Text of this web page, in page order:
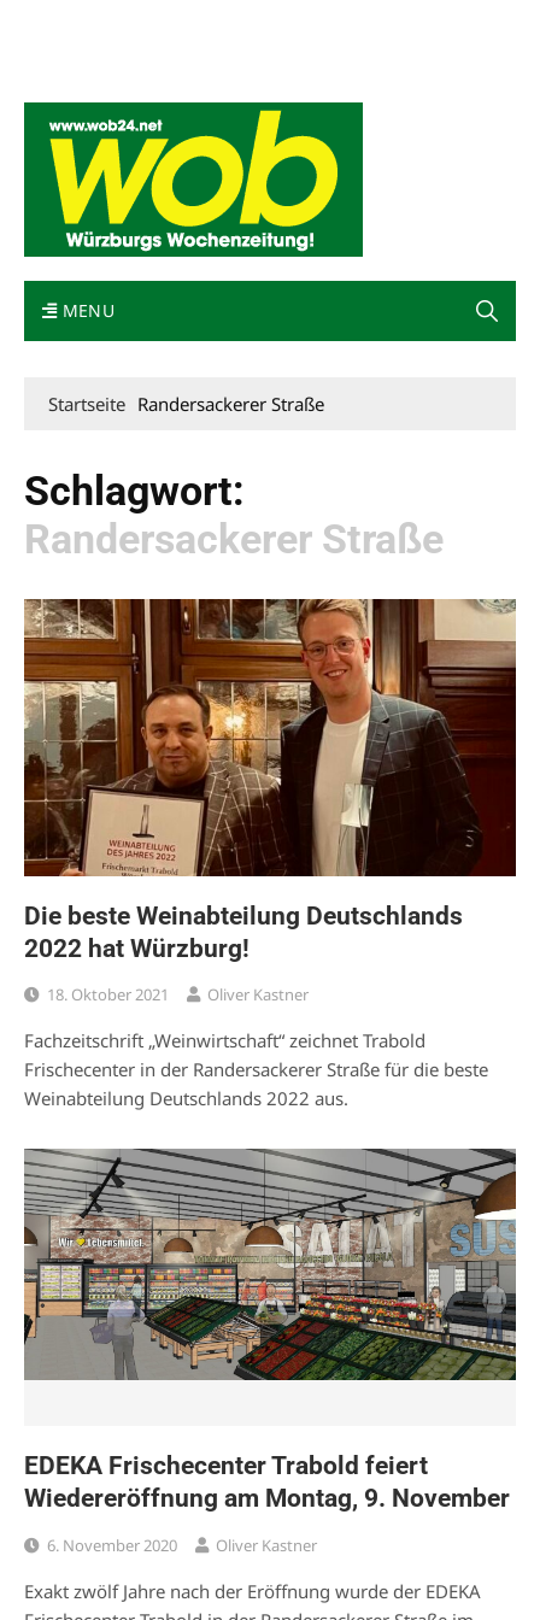
MENU
Startseite Randersackerer Straße
Schlagwort:
Randersackerer Straße
Die beste Weinabteilung Deutschlands
2022 hat Würzburg!
18. Oktober 2021 Oliver Kastner
Fachzeitschrift „Weinwirtschaft“ zeichnet Trabold
Frischecenter in der Randersackerer Straße für die beste
Weinabteilung Deutschlands 2022 aus.
EDEKA Frischecenter Trabold feiert
Wiedereröffnung am Montag, 9. November
6. November 2020 Oliver Kastner
Exakt zwölf Jahre nach der Eröffnung wurde der EDEKA